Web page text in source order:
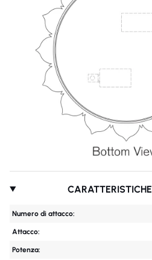
Numero di attacco:
Attacco:
Potenza: